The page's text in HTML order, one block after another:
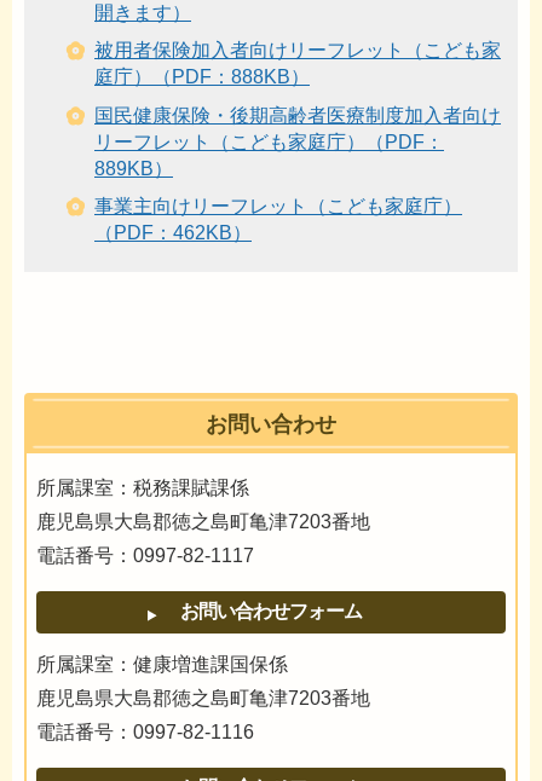
開きます）
被用者保険加入者向けリーフレット（こども家
庭庁）（PDF：888KB）
国民健康保険・後期高齢者医療制度加入者向け
リーフレット（こども家庭庁）（PDF：
889KB）
事業主向けリーフレット（こども家庭庁）
（PDF：462KB）
お問い合わせ
所属課室：税務課賦課係
鹿児島県大島郡徳之島町亀津7203番地
電話番号：0997-82-1117
所属課室：健康増進課国保係
鹿児島県大島郡徳之島町亀津7203番地
電話番号：0997-82-1116